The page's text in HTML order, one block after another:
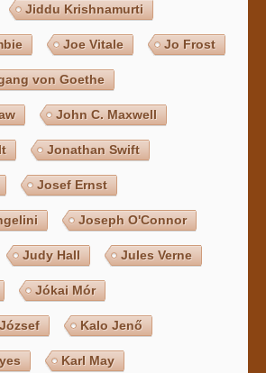
Jiddu Krishnamurti
Joe Vitale Jo Frost
von Goethe
John C. Maxwell
Jonathan Swift
Josef Ernst
Joseph O'Connor
Judy Hall Jules Verne
Jókai Mór
Kalo Jenő
Karl May